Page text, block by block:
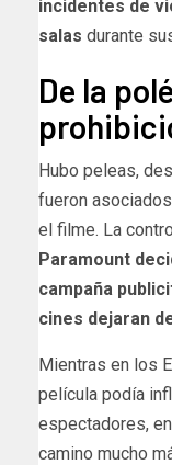
incidentes de
salas durante
De la
Hubo peleas,
fueron
el filme. La
Paramount
campaña
cines dejaran
Mientras en los
película podía
espectadores,
camino mucho